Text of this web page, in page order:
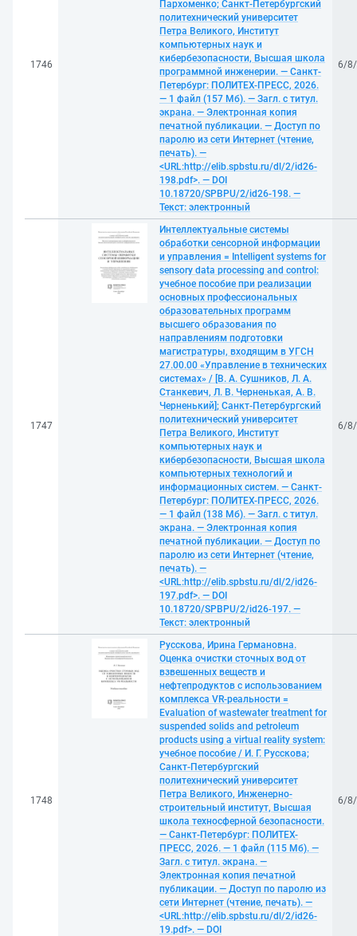
1746
Пархоменко; Санкт-Петербургский
политехнический университет
Петра Великого, Институт
компьютерных наук и
кибербезопасности, Высшая школа
программной инженерии. — Санкт-
Петербург: ПОЛИТЕХ-ПРЕСС, 2026.
— 1 файл (157 Мб). — Загл. с титул.
экрана. — Электронная копия
печатной публикации. — Доступ по
паролю из сети Интернет (чтение,
печать). —
<URL:http://elib.spbstu.ru/dl/2/id26-
198.pdf>. — DOI
10.18720/SPBPU/2/id26-198. —
Текст: электронный
6/
1747
Интеллектуальные системы
обработки сенсорной информации
и управления = Intelligent systems for
sensory data processing and control:
учебное пособие при реализации
основных профессиональных
образовательных программ
высшего образования по
направлениям подготовки
магистратуры, входящим в УГСН
27.00.00 «Управление в технических
системах» / [В. А. Сушников, Л. А.
Станкевич, Л. В. Черненькая, А. В.
Черненький]; Санкт-Петербургский
политехнический университет
Петра Великого, Институт
компьютерных наук и
кибербезопасности, Высшая школа
компьютерных технологий и
информационных систем. — Санкт-
Петербург: ПОЛИТЕХ-ПРЕСС, 2026.
— 1 файл (138 Мб). — Загл. с титул.
экрана. — Электронная копия
печатной публикации. — Доступ по
паролю из сети Интернет (чтение,
печать). —
<URL:http://elib.spbstu.ru/dl/2/id26-
197.pdf>. — DOI
10.18720/SPBPU/2/id26-197. —
Текст: электронный
6/
1748
Русскова, Ирина Германовна.
Оценка очистки сточных вод от
взвешенных веществ и
нефтепродуктов с использованием
комплекса VR-реальности =
Evaluation of wastewater treatment for
suspended solids and petroleum
products using a virtual reality system:
учебное пособие / И. Г. Русскова;
Санкт-Петербургский
политехнический университет
Петра Великого, Инженерно-
строительный институт, Высшая
школа техносферной безопасности.
— Санкт-Петербург: ПОЛИТЕХ-
ПРЕСС, 2026. — 1 файл (115 Мб). —
Загл. с титул. экрана. —
Электронная копия печатной
публикации. — Доступ по паролю из
сети Интернет (чтение, печать). —
<URL:http://elib.spbstu.ru/dl/2/id26-
19.pdf>. — DOI
6/